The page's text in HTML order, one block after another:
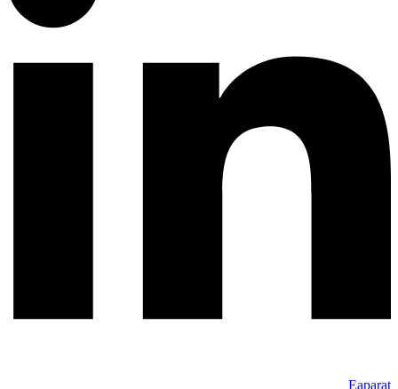
Eaparat